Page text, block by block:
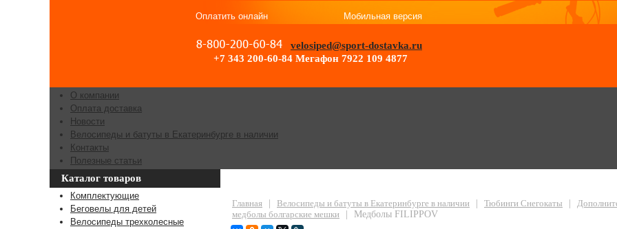
Оплатить онлайн Мобильная версия
velosiped@sport-dostavka.ru
+7 343 200-60-84 Мегафон 7922 109 4877
О компании
Оплата доставка
Новости
Велосипеды и батуты в Екатеринбурге в наличии
Контакты
Полезные статьи
Главная Велосипеды и батуты в Екатеринбурге в наличии Тюбинги Снегокаты
медболы болгарские мешки
Медболы FILIPPOV
Каталог товаров
Комплектующие
Беговелы для детей
Велосипеды трехколесные